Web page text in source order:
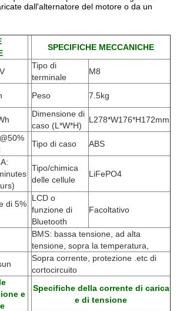
dall'alternatore del motore o da un
SPECIFICHE MECCANICHE
Tipo di
terminale
M8
Peso
7.5kg
Dimensione di
caso (L*W*H)
L278*W176*H172mm
Tipo di caso ABS
Tipo/chimica
delle cellule
LiFePO4
di 5%
LCD o
funzione di
Bluetooth
Facoltativo
BMS: bassa tensione, ad alta
tensione, sopra la temperatura,
Sopra corrente, protezione .etc di
cortocircuito
e
Specifiche della corrente di carica
e di tensione